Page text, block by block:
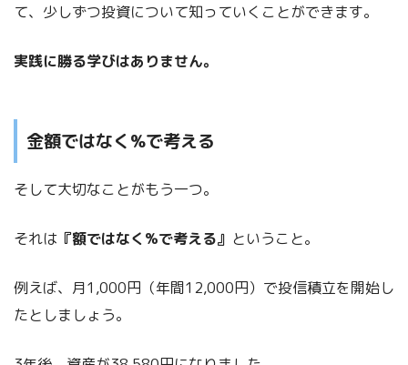
て、少しずつ投資について知っていくことができます。
実践に勝る学びはありません。
金額ではなく%で考える
そして大切なことがもう一つ。
それは 『額ではなく%で考える』 ということ。
例えば、月1,000円（年間12,000円）で投信積立を開始し
たとしましょう。